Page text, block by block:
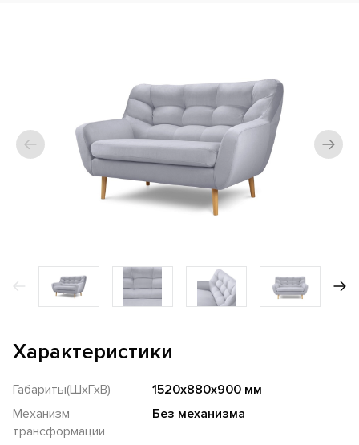
Характеристики
Габариты(ШхГхВ)
1520х880х900 мм
Механизм
трансформации
Без механизма